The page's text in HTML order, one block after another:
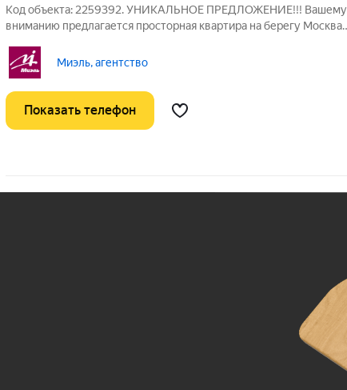
Код объекта: 2259392. УНИКАЛЬНОЕ ПРЕДЛОЖЕНИЕ!!! Вашему
вниманию предлагается просторная квартира на берегу Москва
простор, функциональность и комфорт! Одна из немногих
квартир, с окон,
Миэль, агентство
Показать телефон